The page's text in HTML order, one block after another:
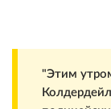
"Этим